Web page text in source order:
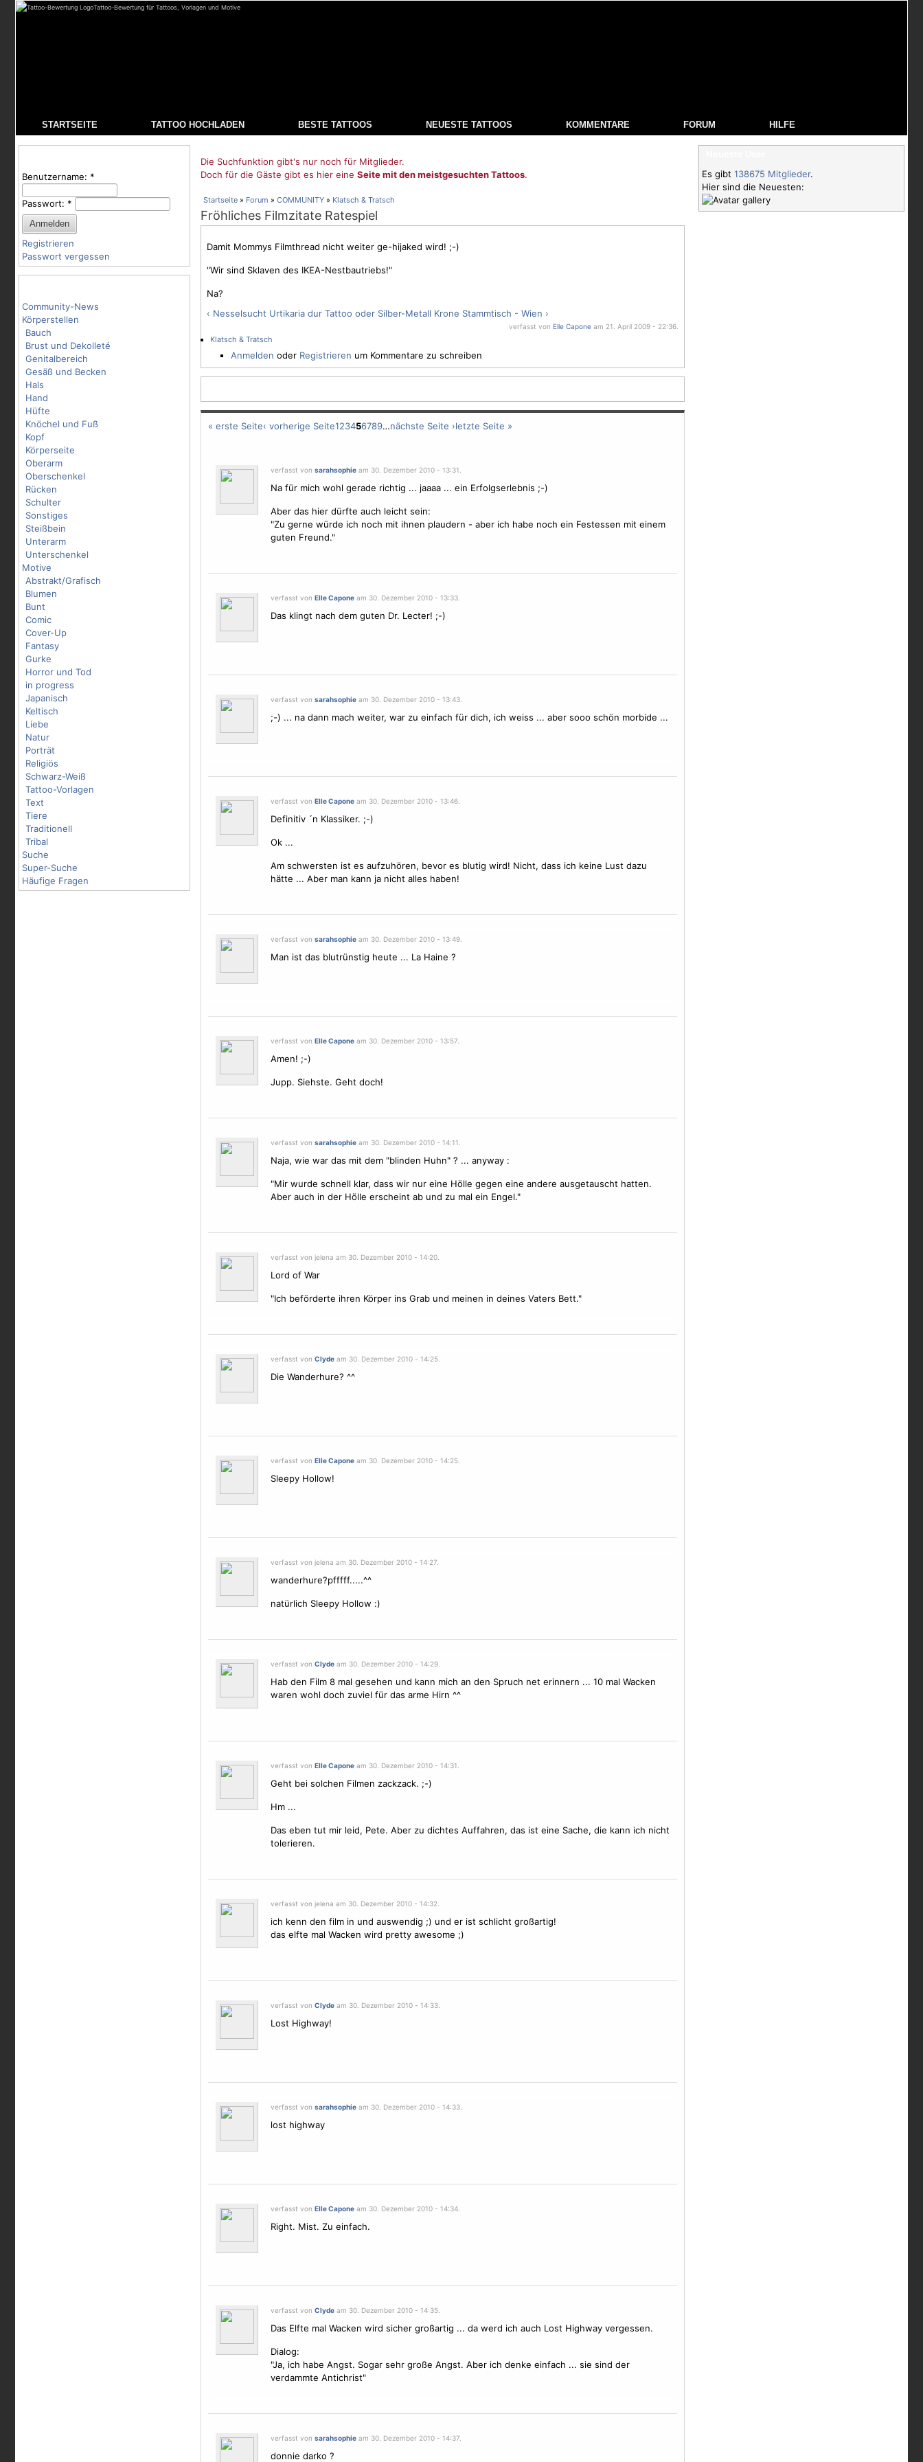
Tattoo-Bewertung für Tattoos, Vorlagen und Motive
STARTSEITE TATTOO HOCHLADEN BESTE TATTOOS NEUESTE TATTOOS KOMMENTARE FORUM HILFE
Benutzername: *
Passwort: *
Registrieren
Passwort vergessen
Community-News
Körperstellen
Bauch
Brust und Dekolleté
Genitalbereich
Gesäß und Becken
Hals
Hand
Hüfte
Knöchel und Fuß
Kopf
Körperseite
Oberarm
Oberschenkel
Rücken
Schulter
Sonstiges
Steißbein
Unterarm
Unterschenkel
Motive
Abstrakt/Grafisch
Blumen
Bunt
Comic
Cover-Up
Fantasy
Gurke
Horror und Tod
in progress
Japanisch
Keltisch
Liebe
Natur
Porträt
Religiös
Schwarz-Weiß
Tattoo-Vorlagen
Text
Tiere
Traditionell
Tribal
Suche
Super-Suche
Häufige Fragen
Die Suchfunktion gibt's nur noch für Mitglieder.
Doch für die Gäste gibt es hier eine Seite mit den meistgesuchten Tattoos.
Startseite » Forum » COMMUNITY » Klatsch & Tratsch
Fröhliches Filmzitate Ratespiel
Damit Mommys Filmthread nicht weiter ge-hijaked wird! ;-)
"Wir sind Sklaven des IKEA-Nestbautriebs!"
Na?
‹ Nesselsucht Urtikaria dur Tattoo oder Silber-Metall Krone Stammtisch - Wien ›
verfasst von Elle Capone am 21. April 2009 - 22:36.
Klatsch & Tratsch
Anmelden oder Registrieren um Kommentare zu schreiben
« erste Seite‹ vorherige Seite123456789…nächste Seite ›letzte Seite »
verfasst von sarahsophieam 30. Dezember 2010 - 13:31.
Na für mich wohl gerade richtig ... jaaaa ... ein Erfolgserlebnis ;-)
Aber das hier dürfte auch leicht sein:
"Zu gerne würde ich noch mit ihnen plaudern - aber ich habe noch ein Festessen mit einem
guten Freund."
verfasst von Elle Caponeam 30. Dezember 2010 - 13:33.
Das klingt nach dem guten Dr. Lecter! ;-)
verfasst von sarahsophieam 30. Dezember 2010 - 13:43.
;-) ... na dann mach weiter, war zu einfach für dich, ich weiss ... aber sooo schön morbide ...
verfasst von Elle Caponeam 30. Dezember 2010 - 13:46.
Definitiv ´n Klassiker. ;-)
Ok ...
Am schwersten ist es aufzuhören, bevor es blutig wird! Nicht, dass ich keine Lust dazu
hätte ... Aber man kann ja nicht alles haben!
verfasst von sarahsophieam 30. Dezember 2010 - 13:49.
Man ist das blutrünstig heute ... La Haine ?
verfasst von Elle Caponeam 30. Dezember 2010 - 13:57.
Amen! ;-)
Jupp. Siehste. Geht doch!
verfasst von sarahsophieam 30. Dezember 2010 - 14:11.
Naja, wie war das mit dem "blinden Huhn" ? ... anyway :
"Mir wurde schnell klar, dass wir nur eine Hölle gegen eine andere ausgetauscht hatten.
Aber auch in der Hölle erscheint ab und zu mal ein Engel."
verfasst von jelena am 30. Dezember 2010 - 14:20.
Lord of War
"Ich beförderte ihren Körper ins Grab und meinen in deines Vaters Bett."
verfasst von Clydeam 30. Dezember 2010 - 14:25.
Die Wanderhure? ^^
verfasst von Elle Caponeam 30. Dezember 2010 - 14:25.
Sleepy Hollow!
verfasst von jelena am 30. Dezember 2010 - 14:27.
wanderhure?pfffff.....^^
natürlich Sleepy Hollow :)
verfasst von Clydeam 30. Dezember 2010 - 14:29.
Hab den Film 8 mal gesehen und kann mich an den Spruch net erinnern ... 10 mal Wacken
waren wohl doch zuviel für das arme Hirn ^^
verfasst von Elle Caponeam 30. Dezember 2010 - 14:31.
Geht bei solchen Filmen zackzack. ;-)
Hm ...
Das eben tut mir leid, Pete. Aber zu dichtes Auffahren, das ist eine Sache, die kann ich nicht
tolerieren.
verfasst von jelena am 30. Dezember 2010 - 14:32.
ich kenn den film in und auswendig ;) und er ist schlicht großartig!
das elfte mal Wacken wird pretty awesome ;)
verfasst von Clydeam 30. Dezember 2010 - 14:33.
Lost Highway!
verfasst von sarahsophieam 30. Dezember 2010 - 14:33.
lost highway
verfasst von Elle Caponeam 30. Dezember 2010 - 14:34.
Right. Mist. Zu einfach.
verfasst von Clydeam 30. Dezember 2010 - 14:35.
Das Elfte mal Wacken wird sicher großartig ... da werd ich auch Lost Highway vergessen.
Dialog:
"Ja, ich habe Angst. Sogar sehr große Angst. Aber ich denke einfach ... sie sind der
verdammte Antichrist"
verfasst von sarahsophieam 30. Dezember 2010 - 14:37.
donnie darko ?
Es gibt 138675 Mitglieder.
Hier sind die Neuesten: